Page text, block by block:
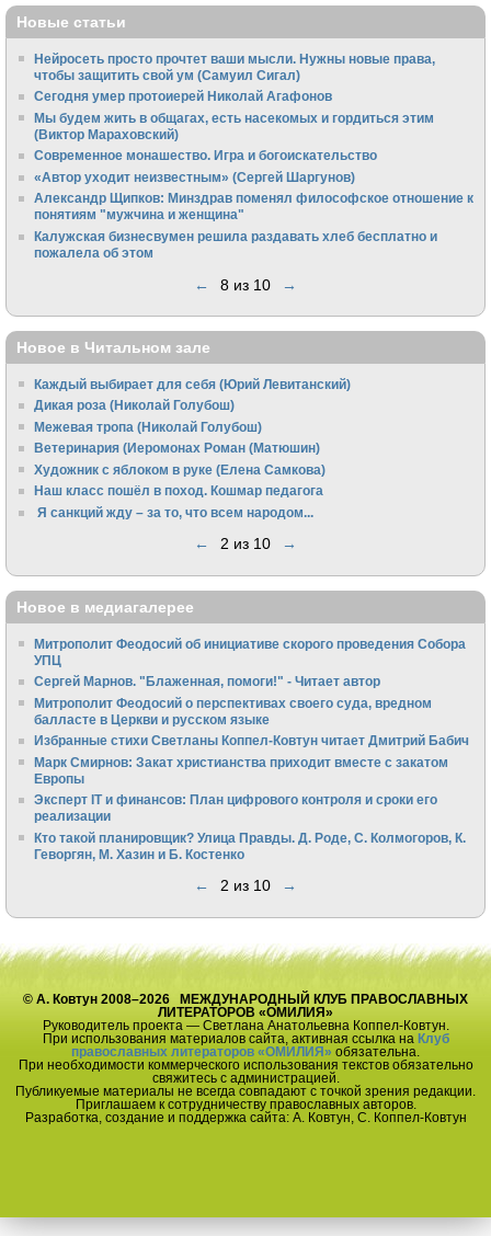
Новые статьи
Нейросеть просто прочтет ваши мысли. Нужны новые права,
чтобы защитить свой ум (Самуил Сигал)
Сегодня умер протоиерей Николай Агафонов
Мы будем жить в общагах, есть насекомых и гордиться этим
(Виктор Мараховский)
Cовременное монашество. Игра и богоискательство
«Автор уходит неизвестным» (Сергей Шаргунов)
Александр Щипков: Минздрав поменял философское отношение к
понятиям "мужчина и женщина"
Калужская бизнесвумен решила раздавать хлеб бесплатно и
пожалела об этом
← 8 из 10 →
Новое в Читальном зале
Каждый выбирает для себя (Юрий Левитанский)
Дикая роза (Николай Голубош)
Межевая тропа (Николай Голубош)
Ветеринария (Иеромонах Роман (Матюшин)
Художник с яблоком в руке (Елена Самкова)
Наш класс пошёл в поход. Кошмар педагога
Я санкций жду – за то, что всем народом...
← 2 из 10 →
Новое в медиагалерее
Митрополит Феодосий об инициативе скорого проведения Собора
УПЦ
Сергей Марнов. "Блаженная, помоги!" - Читает автор
Митрополит Феодосий о перспективах своего суда, вредном
балласте в Церкви и русском языке
Избранные стихи Светланы Коппел-Ковтун читает Дмитрий Бабич
Марк Смирнов: Закат христианства приходит вместе с закатом
Европы
Эксперт IT и финансов: План цифрового контроля и сроки его
реализации
Кто такой планировщик? Улица Правды. Д. Роде, С. Колмогоров, К.
Геворгян, М. Хазин и Б. Костенко
← 2 из 10 →
© А. Ковтун 2008–2026 МЕЖДУНАРОДНЫЙ КЛУБ ПРАВОСЛАВНЫХ
ЛИТЕРАТОРОВ «ОМИЛИЯ»
Руководитель проекта — Светлана Анатольевна Коппел-Ковтун.
При использования материалов сайта, активная ссылка на Клуб
православных литераторов «ОМИЛИЯ» обязательна.
При необходимости коммерческого использования текстов обязательно
свяжитесь с администрацией.
Публикуемые материалы не всегда совпадают с точкой зрения редакции.
Приглашаем к сотрудничеству православных авторов.
Разработка, создание и поддержка сайта: А. Ковтун, С. Коппел-Ковтун